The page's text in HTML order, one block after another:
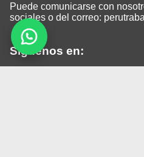
Puede comunicarse con
sociales o del correo:
Siguenos en: